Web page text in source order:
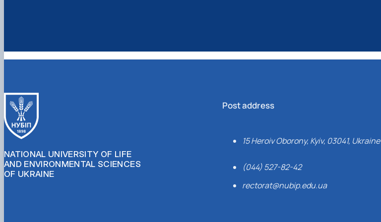
NATIONAL UNIVERSITY OF LIFE
AND ENVIRONMENTAL SCIENCES
OF UKRAINE
Post address
15 Heroiv Oborony, Kyiv, 03041, Ukraine
(044) 527-82-42
rectorat@nubip.edu.ua